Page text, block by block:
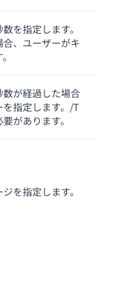
を指定します。
、ユーザーがキ
が経過した場合
指定します。/T
があります。
を指定します。